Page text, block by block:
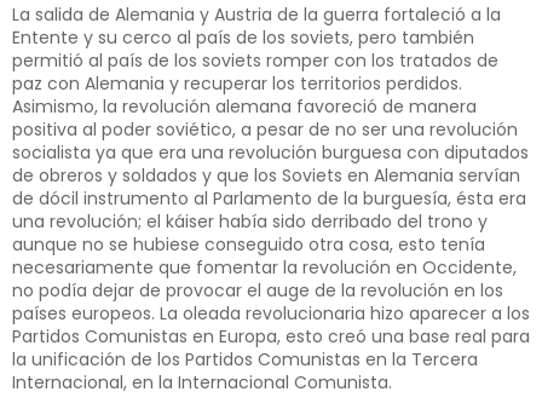
La salida de Alemania y Austria de la guerra fortaleció a la
Entente y su cerco al país de los soviets, pero también
permitió al país de los soviets romper con los tratados de
paz con Alemania y recuperar los territorios perdidos.
Asimismo, la revolución alemana favoreció de manera
positiva al poder soviético, a pesar de no ser una revolución
socialista ya que era una revolución burguesa con diputados
de obreros y soldados y que los Soviets en Alemania servían
de dócil instrumento al Parlamento de la burguesía, ésta era
una revolución; el káiser había sido derribado del trono y
aunque no se hubiese conseguido otra cosa, esto tenía
necesariamente que fomentar la revolución en Occidente,
no podía dejar de provocar el auge de la revolución en los
países europeos. La oleada revolucionaria hizo aparecer a los
Partidos Comunistas en Europa, esto creó una base real para
la unificación de los Partidos Comunistas en la Tercera
Internacional, en la Internacional Comunista.